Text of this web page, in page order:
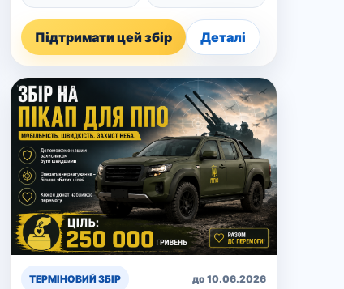
Підтримати цей збір Деталі
ТЕРМІНОВИЙ ЗБІР до 10.06.2026